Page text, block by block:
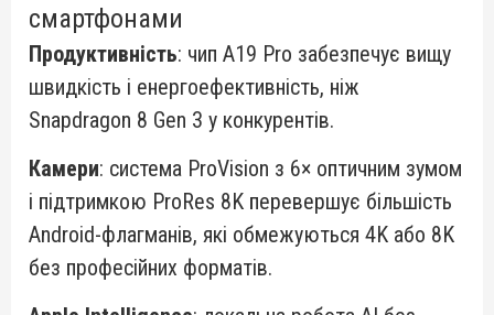
смартфонами
Продуктивність: чип A19 Pro забезпечує вищу
швидкість і енергоефективність, ніж
Snapdragon 8 Gen 3 у конкурентів.
Камери: система ProVision з 6× оптичним зумом
і підтримкою ProRes 8K перевершує більшість
Android-флагманів, які обмежуються 4K або 8K
без професійних форматів.